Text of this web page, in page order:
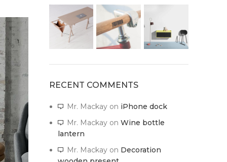
RECENT COMMENTS
Mr. Mackayon iPhone dock
Mr. Mackayon Wine bottle
lantern
Mr. Mackayon Decoration